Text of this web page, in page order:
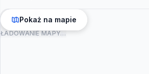
ŁADOWANIE MAPY…
Pokaż na mapie